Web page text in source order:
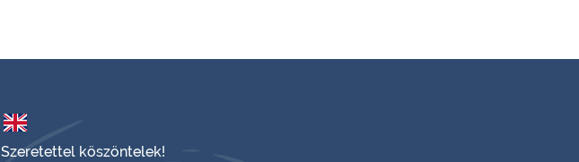
Szeretettel köszöntelek!